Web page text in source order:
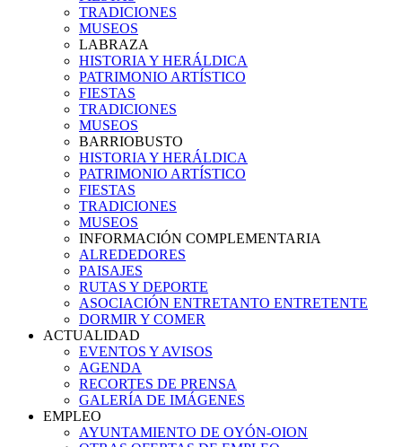
TRADICIONES
MUSEOS
LABRAZA
HISTORIA Y HERÁLDICA
PATRIMONIO ARTÍSTICO
FIESTAS
TRADICIONES
MUSEOS
BARRIOBUSTO
HISTORIA Y HERÁLDICA
PATRIMONIO ARTÍSTICO
FIESTAS
TRADICIONES
MUSEOS
INFORMACIÓN COMPLEMENTARIA
ALREDEDORES
PAISAJES
RUTAS Y DEPORTE
ASOCIACIÓN ENTRETANTO ENTRETENTE
DORMIR Y COMER
ACTUALIDAD
EVENTOS Y AVISOS
AGENDA
RECORTES DE PRENSA
GALERÍA DE IMÁGENES
EMPLEO
AYUNTAMIENTO DE OYÓN-OION